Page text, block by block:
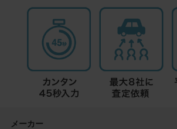
メーカー